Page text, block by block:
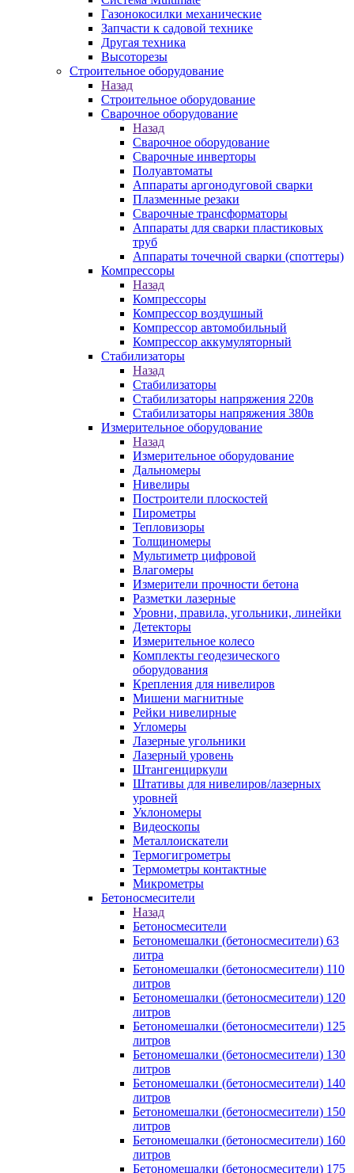
Газонокосилки механические
Запчасти к садовой технике
Другая техника
Высоторезы
Строительное оборудование
Назад
Строительное оборудование
Сварочное оборудование
Назад
Сварочное оборудование
Сварочные инверторы
Полуавтоматы
Аппараты аргонодуговой сварки
Плазменные резаки
Сварочные трансформаторы
Аппараты для сварки пластиковых
труб
Аппараты точечной сварки (споттеры)
Компрессоры
Назад
Компрессоры
Компрессор воздушный
Компрессор автомобильный
Компрессор аккумуляторный
Стабилизаторы
Назад
Стабилизаторы
Стабилизаторы напряжения 220в
Стабилизаторы напряжения 380в
Измерительное оборудование
Назад
Измерительное оборудование
Дальномеры
Нивелиры
Построители плоскостей
Пирометры
Тепловизоры
Толщиномеры
Мультиметр цифровой
Влагомеры
Измерители прочности бетона
Разметки лазерные
Уровни, правила, угольники, линейки
Детекторы
Измерительное колесо
Комплекты геодезического
оборудования
Крепления для нивелиров
Мишени магнитные
Рейки нивелирные
Угломеры
Лазерные угольники
Лазерный уровень
Штангенциркули
Штативы для нивелиров/лазерных
уровней
Уклономеры
Видеоскопы
Металлоискатели
Термогигрометры
Термометры контактные
Микрометры
Бетоносмесители
Назад
Бетоносмесители
Бетономешалки (бетоносмесители) 63
литра
Бетономешалки (бетоносмесители) 110
литров
Бетономешалки (бетоносмесители) 120
литров
Бетономешалки (бетоносмесители) 125
литров
Бетономешалки (бетоносмесители) 130
литров
Бетономешалки (бетоносмесители) 140
литров
Бетономешалки (бетоносмесители) 150
литров
Бетономешалки (бетоносмесители) 160
литров
Бетономешалки (бетоносмесители) 175